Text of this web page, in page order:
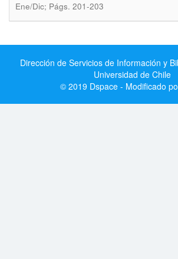
Ene/Dic; Págs. 201-203
Dirección de Servicios de Información y
Universidad de Chile
© 2019 Dspace - Modificado